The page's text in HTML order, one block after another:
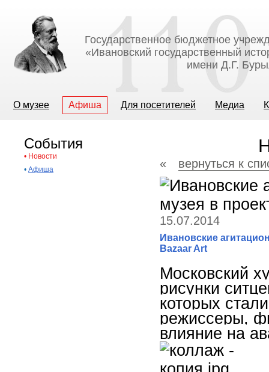
Государственное бюджетное
«Ивановский государственный
имени Д.Г.
О музее Афиша Для посетителей Медиа
События
• Новости
• Афиша « вернуться к
15.07.2014
Ивановские
Bazaar Art
Московский
рисунки
которых
режиссеры,
влияние на